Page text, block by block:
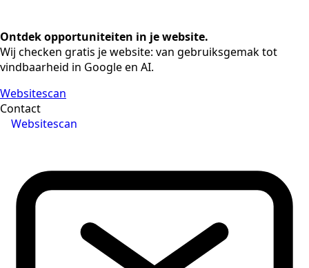
Ontdek opportuniteiten in je website.
Wij checken gratis je website: van gebruiksgemak tot
vindbaarheid in Google en AI.
Websitescan
Websitescan
Contact